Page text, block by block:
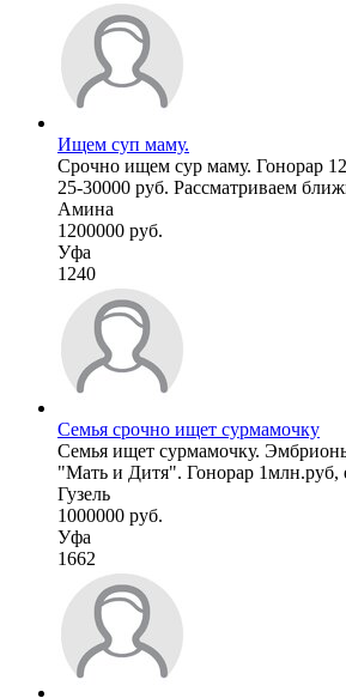
Ищем суп маму.
Срочно ищем сур маму. Гонорар
25-30000 руб. Рассматриваем
Амина
1200000 руб.
Уфа
1240
Семья срочно ищет сурмамочку
Семья ищет сурмамочку.
"Мать и Дитя". Гонорар 1млн.руб,
Гузель
1000000 руб.
Уфа
1662